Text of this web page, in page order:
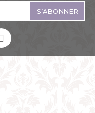
S’ABONNER